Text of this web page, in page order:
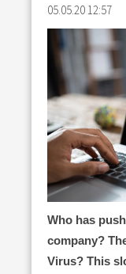
05.05.20 12:57
Who has
company?
Virus? This